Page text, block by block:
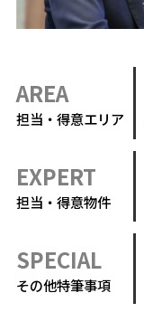
AREA
担当・得意エリア
EXPERT
担当・得意物件
SPECIAL
その他特筆事項